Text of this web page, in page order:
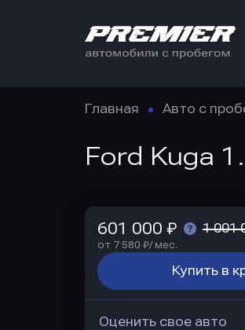
Главная Авто с
Ford Kuga
601 000 ₽ 1 001
от 7 580 ₽/ мес.
Купить в
Оценить свое авто